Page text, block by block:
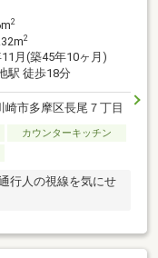
2
2
月(築45年10ヶ月)
駅 徒歩18分
崎市多摩区長尾７丁目
カウンターキッチン
行人の視線を気にせ